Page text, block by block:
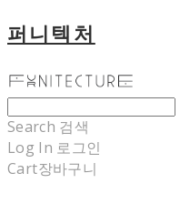
퍼니텍처
Search 검색
Log In 로그인
Cart장바구니